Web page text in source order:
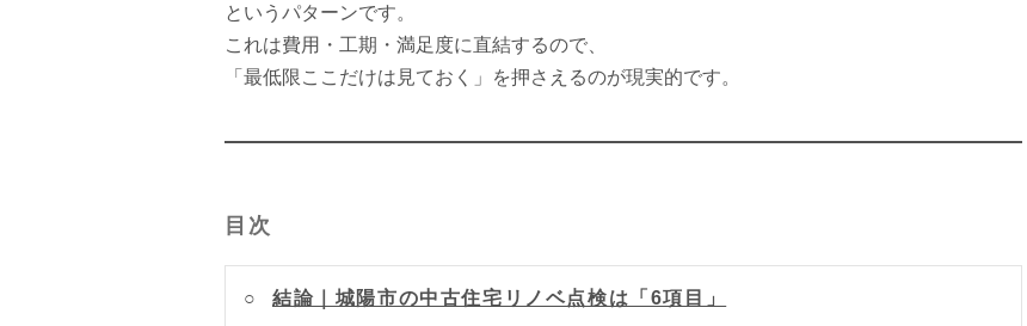
というパターンです。
これは費用・工期・満足度に直結するので、
「最低限ここだけは見ておく」を押さえるのが現実的です。
目次
結論｜城陽市の中古住宅リノベ点検は「6項目」